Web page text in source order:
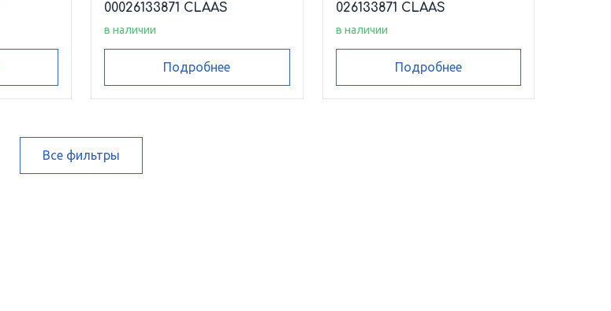
00026133871 CLAAS
в наличии
Подробнее
026133871 CLAAS
в наличии
Подробнее
Все фильтры